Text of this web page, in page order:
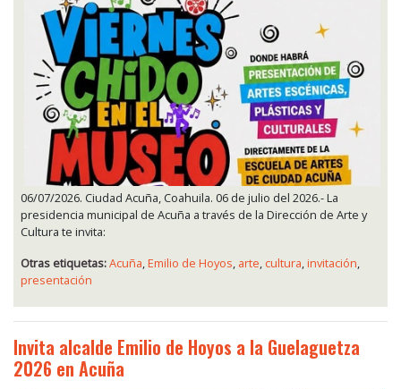
06/07/2026. Ciudad Acuña, Coahuila. 06 de julio del 2026.- La
presidencia municipal de Acuña a través de la Dirección de Arte y
Cultura te invita:
Otras etiquetas:Acuña,Emilio de Hoyos, arte, cultura,invitación,
presentación
Invita alcalde Emilio de Hoyos a la Guelaguetza
2026 en Acuña